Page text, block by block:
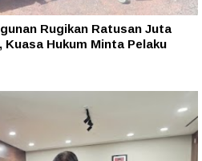
Rugikan Ratusan Juta
Hukum Minta Pelaku